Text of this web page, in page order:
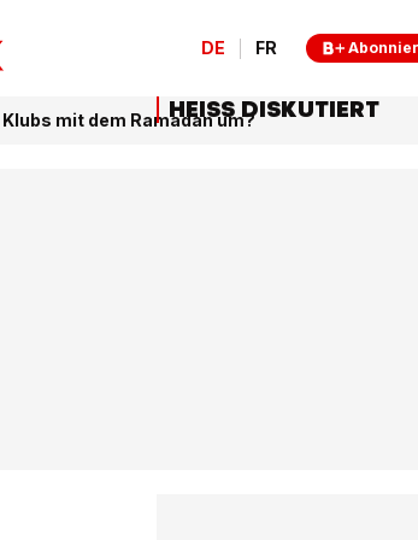
DE FR
mit dem Ramadan um?HEISS DISKUTIERT